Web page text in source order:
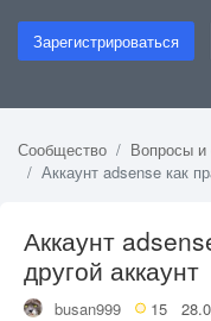
Зарегистрироваться
Сообщество
Вопросы и
Аккаунт adsense как
Аккаунт
другой аккаунт
busan999 15